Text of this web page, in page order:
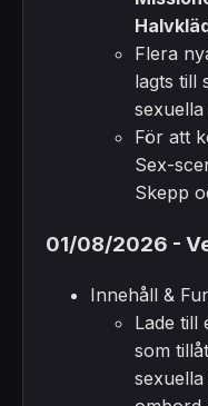
Flera
lagts till
För att
Sex-
Skepp
01/08/2026 -
Innehåll &
Lade till
som